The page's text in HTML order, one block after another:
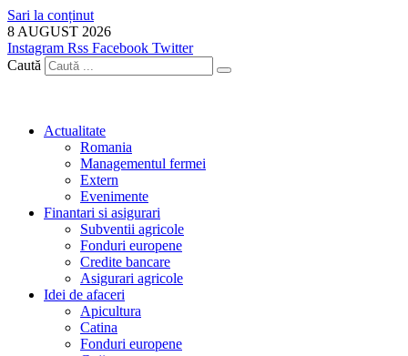
Sari la conținut
8 AUGUST 2026
Instagram Rss Facebook Twitter
Caută
Actualitate
Romania
Managementul fermei
Extern
Evenimente
Finantari si asigurari
Subventii agricole
Fonduri europene
Credite bancare
Asigurari agricole
Idei de afaceri
Apicultura
Catina
Fonduri europene